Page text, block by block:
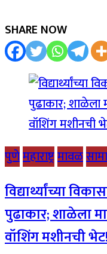
SHARE NOW
पुणेमहाराष्ट्रमावळ
विद्यार्थ्यांच्या
पुढाकार; शाळेला
वॉशिंग मशीनची